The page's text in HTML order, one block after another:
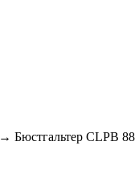
→ Бюстгальтер CLPB